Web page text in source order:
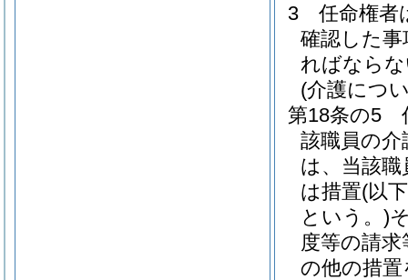
3
任命権者
確認した
ればなら
(介護につ
第18条の5
該職員の
は、当該
は措置(以
という。)
度等の請
の他の措